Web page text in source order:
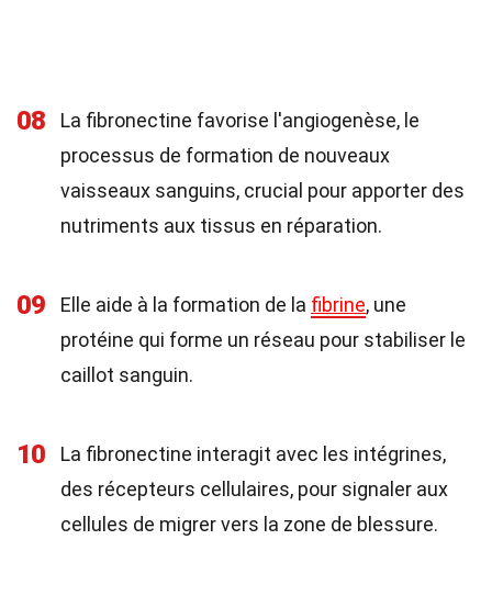
08
La fibronectine favorise l'angiogenèse, le
processus de formation de nouveaux
vaisseaux sanguins, crucial pour apporter des
nutriments aux tissus en réparation.
09 Elle aide à la formation de la fibrine, une
protéine qui forme un réseau pour stabiliser le
caillot sanguin.
10
La fibronectine interagit avec les intégrines,
des récepteurs cellulaires, pour signaler aux
cellules de migrer vers la zone de blessure.